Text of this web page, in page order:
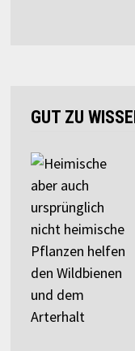
GUT ZU